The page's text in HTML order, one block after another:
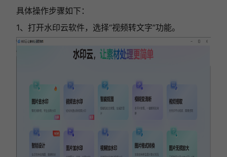
具体操作步骤如下：
1、打开水印云软件，选择“视频转文字”功能。